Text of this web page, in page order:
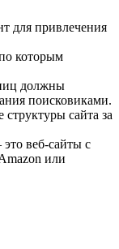
для привлечения
которым
должны
поисковиками.
сайта за
веб-сайты с
или